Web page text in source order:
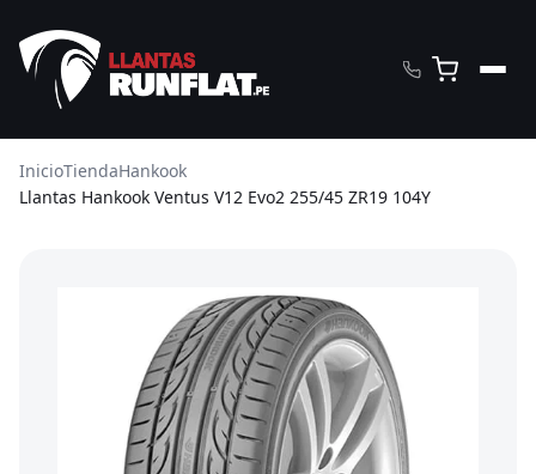
InicioTiendaHankook
Llantas Hankook Ventus V12 Evo2 255/45 ZR19 104Y